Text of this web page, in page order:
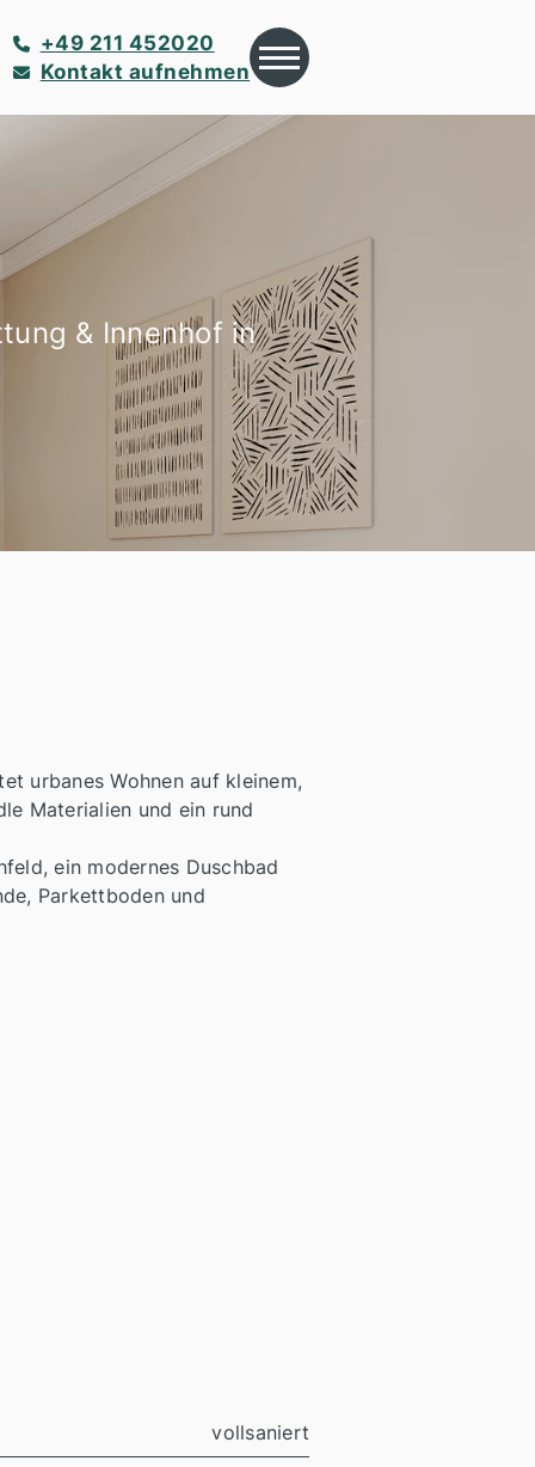
+49 211 452020
Kontakt aufnehmen
& Innenhof in
urbanes Wohnen auf kleinem,
Materialien und ein rund
ein modernes Duschbad
Parkettboden und
vollsaniert